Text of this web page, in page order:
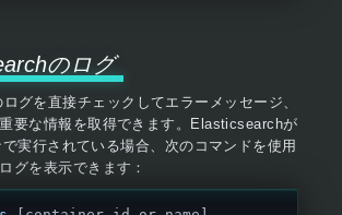
のログ
グを直接チェックしてエラーメッセージ、
要な情報を取得できます。Elasticsearchが
実行されている場合、次のコマンドを使用
グを表示できます：